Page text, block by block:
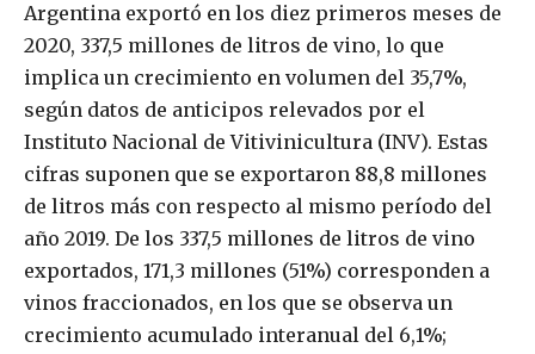
Argentina exportó en los diez primeros meses de
2020, 337,5 millones de litros de vino, lo que
implica un crecimiento en volumen del 35,7%,
según datos de anticipos relevados por el
Instituto Nacional de Vitivinicultura (INV). Estas
cifras suponen que se exportaron 88,8 millones
de litros más con respecto al mismo período del
año 2019. De los 337,5 millones de litros de vino
exportados, 171,3 millones (51%) corresponden a
vinos fraccionados, en los que se observa un
crecimiento acumulado interanual del 6,1%;